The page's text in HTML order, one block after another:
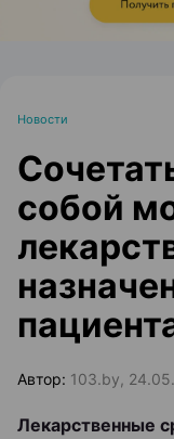
Новости
собой
Автор: 103.by,
Лекарственные